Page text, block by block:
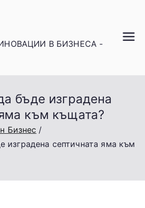
В БИЗНЕСА -
бъде изградена
към къщата?
Бизнес
изградена септичната яма към